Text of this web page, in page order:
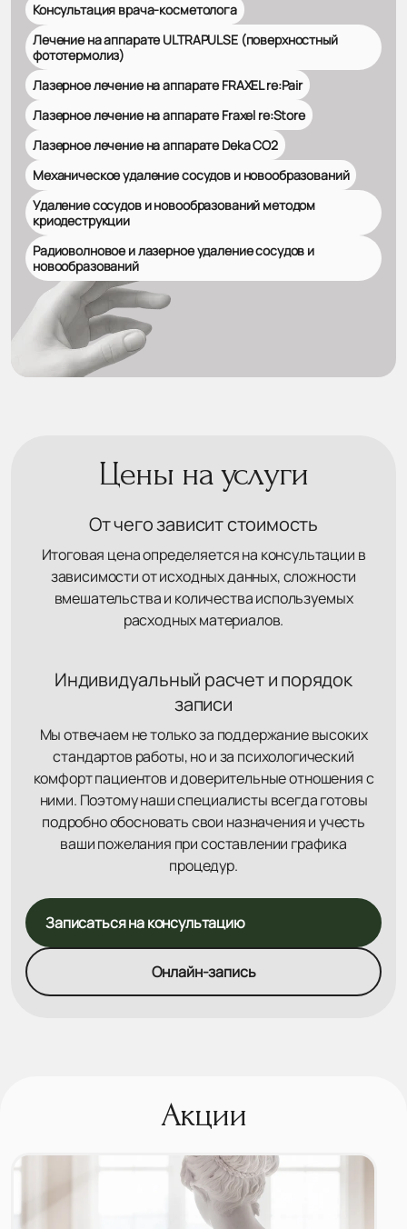
Консультация врача-косметолога
Лечение на аппарате ULTRAPULSE (поверхностный
фототермолиз)
Лазерное лечение на аппарате FRAXEL re:Pair
Лазерное лечение на аппарате Fraxel re:Store
Лазерное лечение на аппарате Deka CO2
Механическое удаление сосудов и новообразований
Удаление сосудов и новообразований методом
криодеструкции
Радиоволновое и лазерное удаление сосудов и
новообразований
Цены на услуги
От чего зависит стоимость
Итоговая цена определяется на консультации в
зависимости от исходных данных, сложности
вмешательства и количества используемых
расходных материалов.
Индивидуальный расчет и порядок
записи
Мы отвечаем не только за поддержание высоких
стандартов работы, но и за психологический
комфорт пациентов и доверительные отношения с
ними. Поэтому наши специалисты всегда готовы
подробно обосновать свои назначения и учесть
ваши пожелания при составлении графика
процедур.
Записаться на консультацию
Онлайн-запись
Акции